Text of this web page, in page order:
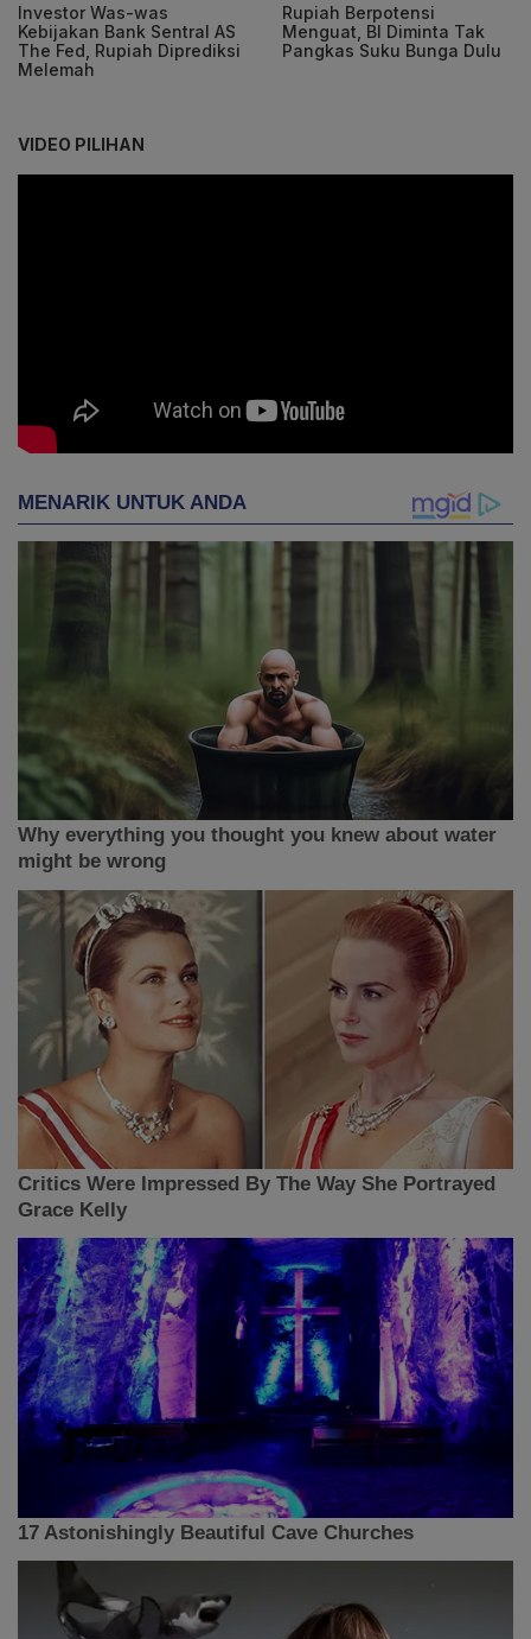
Investor Was-was
Kebijakan Bank Sentral AS
The Fed, Rupiah Diprediksi
Melemah
Rupiah Berpotensi
Menguat, BI Diminta Tak
Pangkas Suku Bunga Dulu
VIDEO PILIHAN